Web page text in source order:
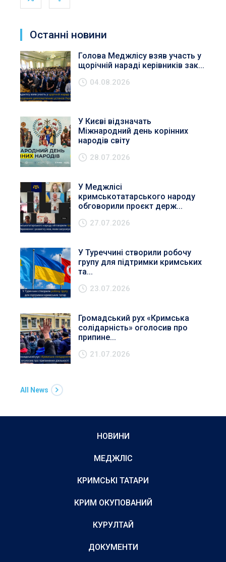
Останні новини
Голова Меджлісу взяв участь у
щорічній нараді керівників зак...
04.08.2026
У Києві відзначать
Міжнародний день корінних
народів світу
28.07.2026
У Меджлісі
кримськотатарського народу
обговорили проєкт держ...
27.07.2026
У Туреччині створили робочу
групу для підтримки кримських
та...
23.07.2026
Громадський рух «Кримська
солідарність» оголосив про
припине...
21.07.2026
All News
НОВИНИ
МЕДЖЛІС
КРИМСЬКІ ТАТАРИ
КРИМ ОКУПОВАНИЙ
КУРУЛТАЙ
ДОКУМЕНТИ